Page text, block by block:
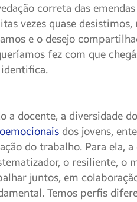
correta das emendas
vezes quase desistimos,
e o desejo
fez com que
a docente, a diversidade
dos jovens,
do trabalho. Para ela,
o resiliente, o
juntos, em
Temos perfis